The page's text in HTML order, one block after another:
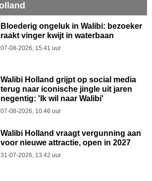
Bloederig ongeluk in Walibi: bezoeker
raakt vinger kwijt in waterbaan
07-08-2026, 15.41 uur
Walibi Holland grijpt op social media
terug naar iconische jingle uit jaren
negentig: 'Ik wil naar Walibi'
07-08-2026, 10.46 uur
Walibi Holland vraagt vergunning aan
voor nieuwe attractie, open in 2027
31-07-2026, 13.42 uur